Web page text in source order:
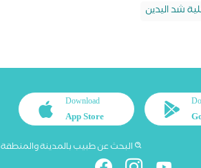
شد اليدين
Download
App Store
البحث عن طبيب بالمدينة والمنطقة